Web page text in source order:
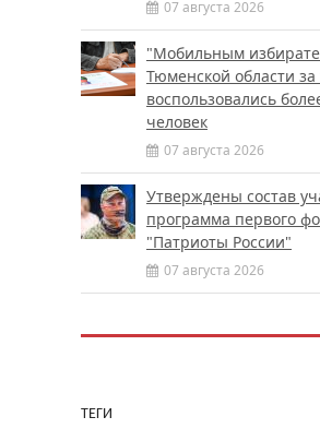
07 августа 2026
"Мобильным
Тюменской области
воспользовались
человек
07 августа 2026
Утверждены состав
программа первого
"Патриоты России"
07 августа 2026
ТЕГИ